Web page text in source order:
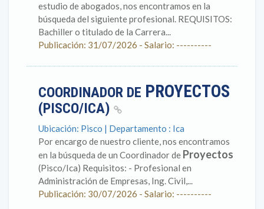
estudio de abogados, nos encontramos en la
búsqueda del siguiente profesional. REQUISITOS:
Bachiller o titulado de la Carrera...
Publicación: 31/07/2026 - Salario: ----------
COORDINADOR DE PROYECTOS
(PISCO/ICA)
Ubicación: Pisco | Departamento : Ica
Por encargo de nuestro cliente, nos encontramos
en la búsqueda de un Coordinador de Proyectos
(Pisco/Ica) Requisitos: - Profesional en
Administración de Empresas, Ing. Civil,...
Publicación: 30/07/2026 - Salario: ----------